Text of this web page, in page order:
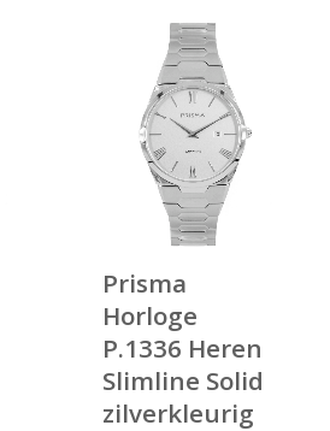
Prisma
Horloge
P.1336 Heren
Slimline Solid
zilverkleurig